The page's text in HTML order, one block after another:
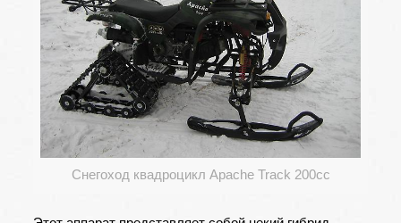
Снегоход квадроцикл Apache Track 200cc